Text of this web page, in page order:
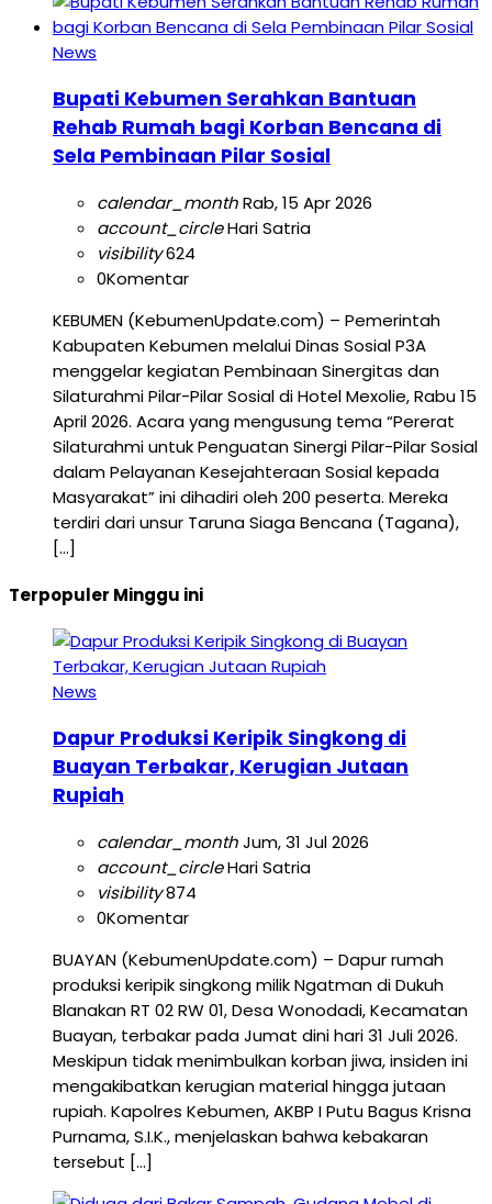
News
Bupati Kebumen Serahkan Bantuan
Rehab Rumah bagi Korban Bencana di
Sela Pembinaan Pilar Sosial
calendar_monthRab, 15 Apr 2026
account_circleHari Satria
visibility624
0Komentar
KEBUMEN (KebumenUpdate.com) – Pemerintah
Kabupaten Kebumen melalui Dinas Sosial P3A
menggelar kegiatan Pembinaan Sinergitas dan
Silaturahmi Pilar-Pilar Sosial di Hotel Mexolie, Rabu 15
April 2026. Acara yang mengusung tema “Pererat
Silaturahmi untuk Penguatan Sinergi Pilar-Pilar Sosial
dalam Pelayanan Kesejahteraan Sosial kepada
Masyarakat” ini dihadiri oleh 200 peserta. Mereka
terdiri dari unsur Taruna Siaga Bencana (Tagana),
[…]
Terpopuler Minggu ini
News
Dapur Produksi Keripik Singkong di
Buayan Terbakar, Kerugian Jutaan
Rupiah
calendar_monthJum, 31 Jul 2026
account_circleHari Satria
visibility874
0Komentar
BUAYAN (KebumenUpdate.com) – Dapur rumah
produksi keripik singkong milik Ngatman di Dukuh
Blanakan RT 02 RW 01, Desa Wonodadi, Kecamatan
Buayan, terbakar pada Jumat dini hari 31 Juli 2026.
Meskipun tidak menimbulkan korban jiwa, insiden ini
mengakibatkan kerugian material hingga jutaan
rupiah. Kapolres Kebumen, AKBP I Putu Bagus Krisna
Purnama, S.I.K., menjelaskan bahwa kebakaran
tersebut […]